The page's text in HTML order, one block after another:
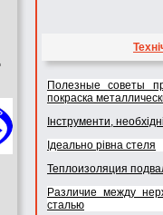
Полезные советы
покраска
Інструменти,
Ідеально рівна стеля
Теплоизоляция
Различие между
сталью